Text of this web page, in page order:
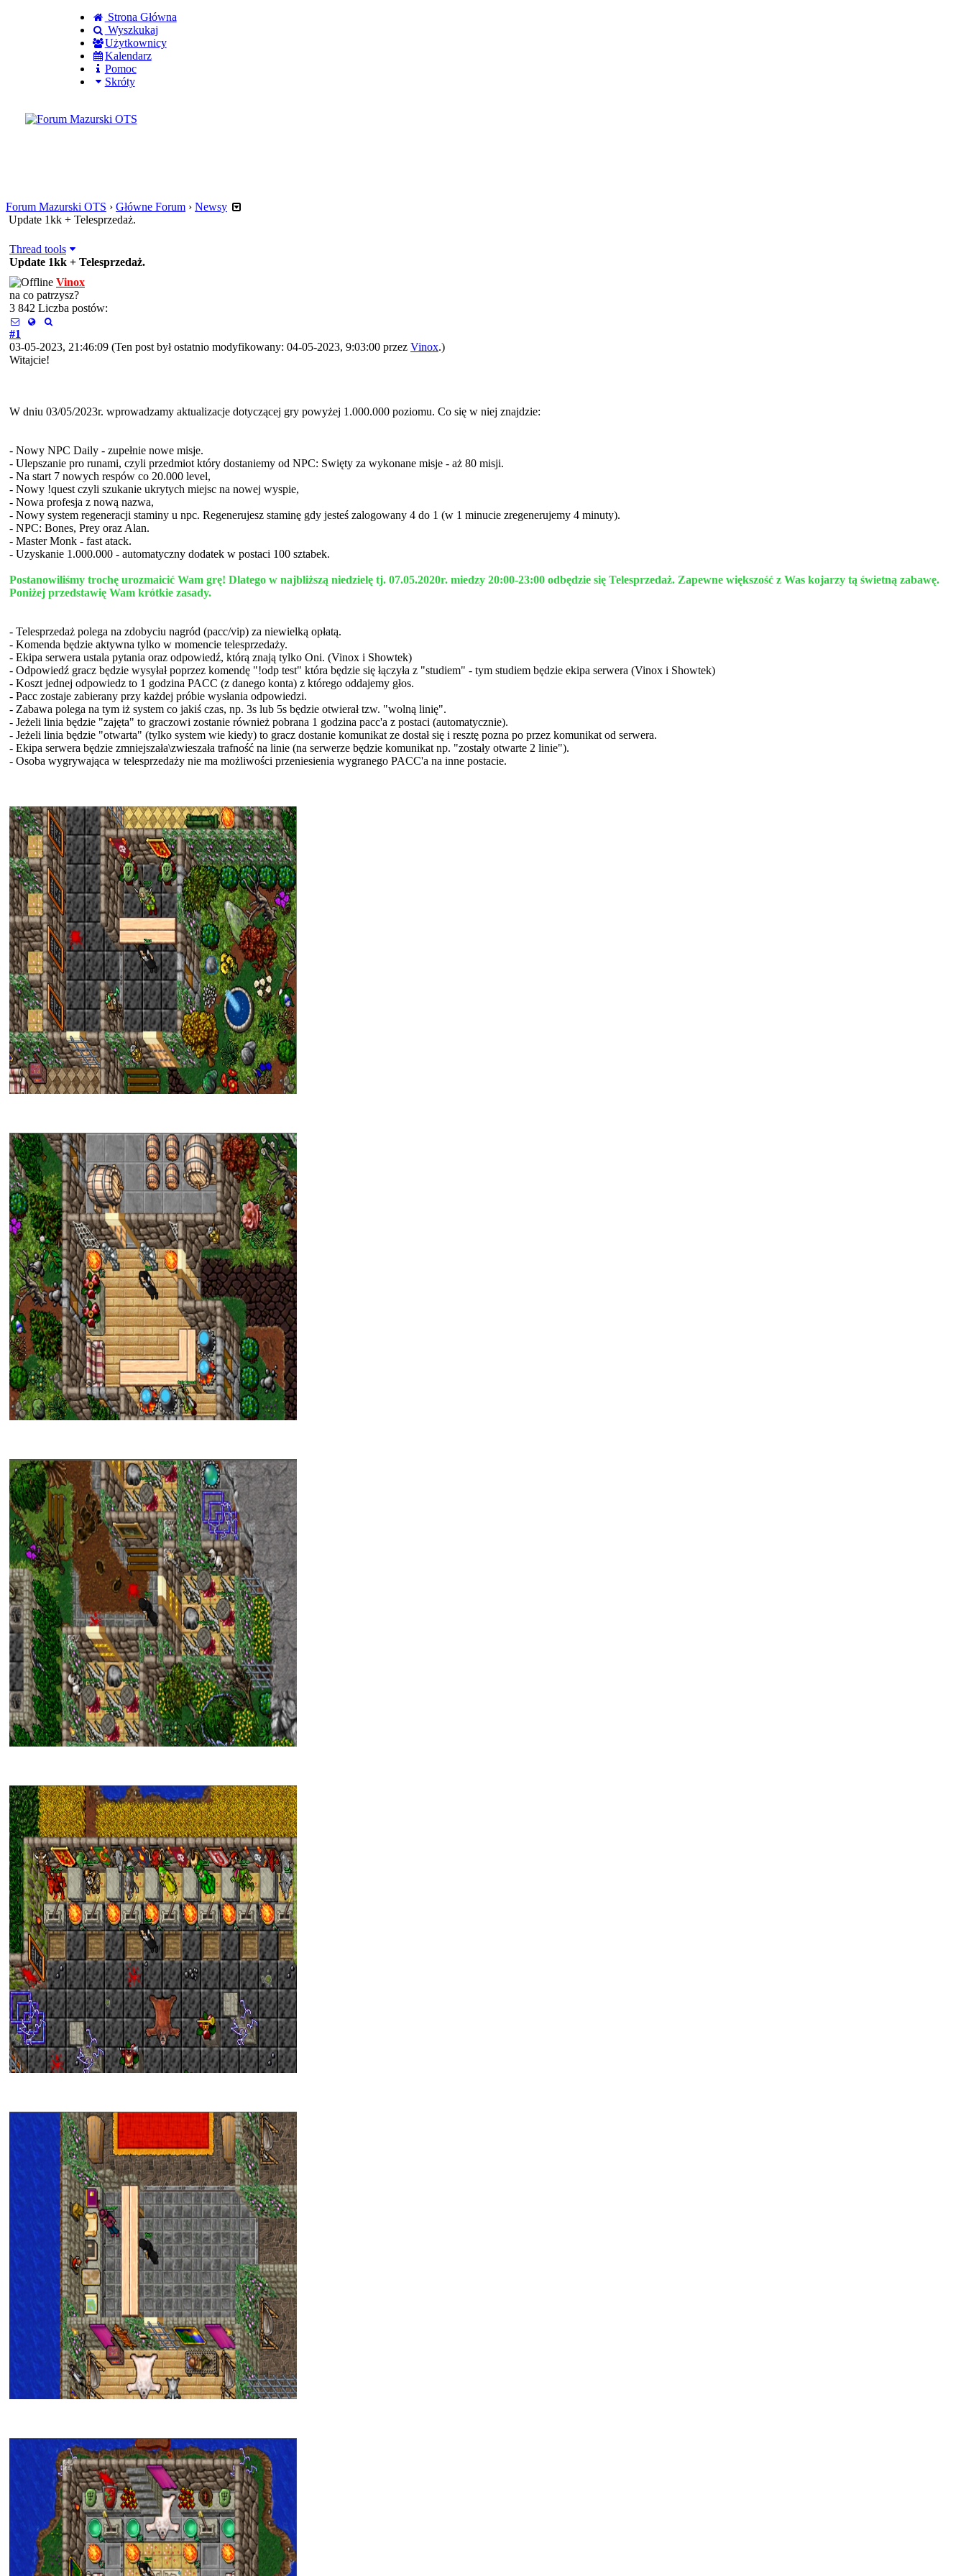
Strona Główna
Wyszkukaj
Użytkownicy
Kalendarz
Pomoc
Skróty
Forum Mazurski OTS › Główne Forum › Newsy
Update 1kk + Telesprzedaż.
Thread tools
Update 1kk + Telesprzedaż.
Vinox
na co patrzysz?
3 842 Liczba postów:
#1
03-05-2023, 21:46:09 (Ten post był ostatnio modyfikowany: 04-05-2023, 9:03:00 przez Vinox.)
Witajcie!
W dniu 03/05/2023r. wprowadzamy aktualizacje dotyczącej gry powyżej 1.000.000 poziomu. Co się w niej znajdzie:
- Nowy NPC Daily - zupełnie nowe misje.
- Ulepszanie pro runami, czyli przedmiot który dostaniemy od NPC: Swięty za wykonane misje - aż 80 misji.
- Na start 7 nowych respów co 20.000 level,
- Nowy !quest czyli szukanie ukrytych miejsc na nowej wyspie,
- Nowa profesja z nową nazwa,
- Nowy system regeneracji staminy u npc. Regenerujesz staminę gdy jesteś zalogowany 4 do 1 (w 1 minucie zregenerujemy 4 minuty).
- NPC: Bones, Prey oraz Alan.
- Master Monk - fast atack.
- Uzyskanie 1.000.000 - automatyczny dodatek w postaci 100 sztabek.
Postanowiliśmy trochę urozmaicić Wam grę! Dlatego w najbliższą niedzielę tj. 07.05.2020r. miedzy 20:00-23:00 odbędzie się Telesprzedaż. Zapewne większość z Was kojarzy tą świetną zabawę.
Poniżej przedstawię Wam krótkie zasady.
- Telesprzedaż polega na zdobyciu nagród (pacc/vip) za niewielką opłatą.
- Komenda będzie aktywna tylko w momencie telesprzedaży.
- Ekipa serwera ustala pytania oraz odpowiedź, którą znają tylko Oni. (Vinox i Showtek)
- Odpowiedź gracz będzie wysyłał poprzez komendę "!odp test" która będzie się łączyła z "studiem" - tym studiem będzie ekipa serwera (Vinox i Showtek)
- Koszt jednej odpowiedz to 1 godzina PACC (z danego konta) z którego oddajemy głos.
- Pacc zostaje zabierany przy każdej próbie wysłania odpowiedzi.
- Zabawa polega na tym iż system co jakiś czas, np. 3s lub 5s będzie otwierał tzw. "wolną linię".
- Jeżeli linia będzie "zajęta" to graczowi zostanie również pobrana 1 godzina pacc'a z postaci (automatycznie).
- Jeżeli linia będzie "otwarta" (tylko system wie kiedy) to gracz dostanie komunikat ze dostał się i resztę pozna po przez komunikat od serwera.
- Ekipa serwera będzie zmniejszała\zwieszała trafność na linie (na serwerze będzie komunikat np. "zostały otwarte 2 linie").
- Osoba wygrywająca w telesprzedaży nie ma możliwości przeniesienia wygranego PACC'a na inne postacie.